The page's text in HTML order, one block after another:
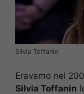
Silvia Toffanin
Eravamo nel
Silvia Toffanin